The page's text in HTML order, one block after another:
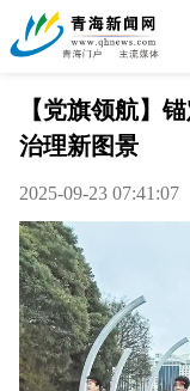
【党旗领航】
治理新图景
2025-09-23 07:41:07